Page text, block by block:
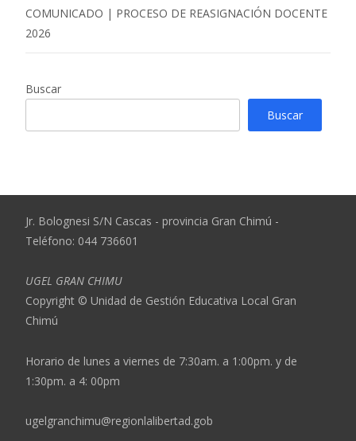
COMUNICADO | PROCESO DE REASIGNACIÓN DOCENTE
2026
Buscar
Buscar
Jr. Bolognesi S/N Cascas - provincia Gran Chimú -
Teléfono: 044 736601
UGEL GRAN CHIMU
Copyright © Unidad de Gestión Educativa Local Gran
Chimú
Horario de lunes a viernes de 7:30am. a 1:00pm. y de
1:30pm. a 4: 00pm
ugelgranchimu@regionlalibertad.gob